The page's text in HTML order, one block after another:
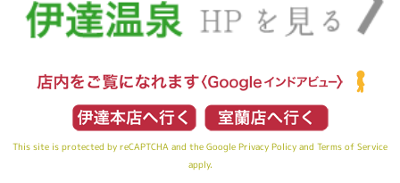
This site is protected by reCAPTCHA and the Google Privacy Policy and Terms of Service
apply.